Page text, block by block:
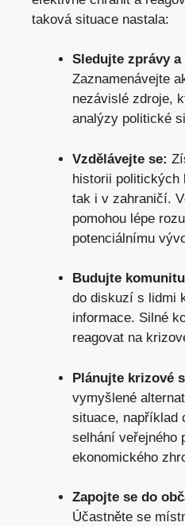
taková situace nastala:
Sledujte zprávy a
Zaznamenávejte
nezávislé zdroje,
analýzy politické
Vzdělávejte se:
historii
tak i v zahraničí.
pomohou lépe
potenciálnímu
Budujte
do diskuzí s lidmi
informace. Silné
reagovat na
Plánujte krizové
vymyšlené
situace, například
selhání veřejného
ekonomického
Zapojte se do
Účastněte se